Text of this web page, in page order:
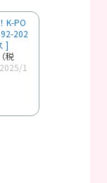
K-PO
202
]
税
1